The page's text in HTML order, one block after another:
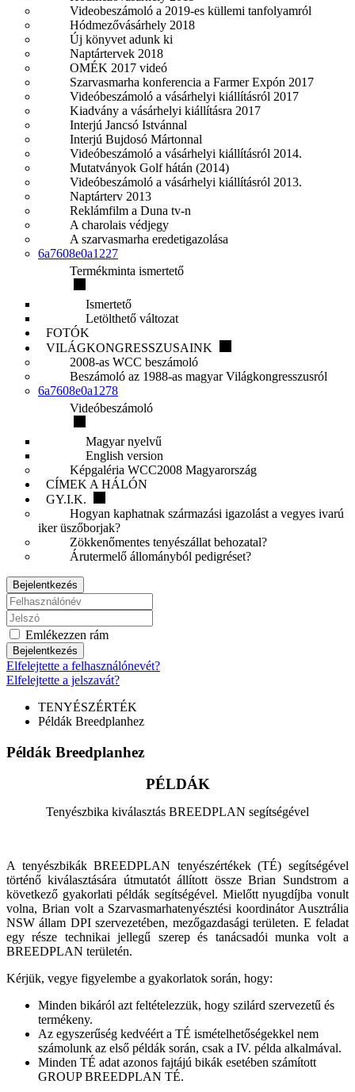
Videobeszámoló a 2019-es küllemi tanfolyamról
Hódmezővásárhely 2018
Új könyvet adunk ki
Naptártervek 2018
OMÉK 2017 videó
Szarvasmarha konferencia a Farmer Expón 2017
Videóbeszámoló a vásárhelyi kiállításról 2017
Kiadvány a vásárhelyi kiállításra 2017
Interjú Jancsó Istvánnal
Interjú Bujdosó Mártonnal
Videóbeszámoló a vásárhelyi kiállításról 2014.
Mutatványok Golf hátán (2014)
Videóbeszámoló a vásárhelyi kiállításról 2013.
Naptárterv 2013
Reklámfilm a Duna tv-n
A charolais védjegy
A szarvasmarha eredetigazolása
6a7608e0a1227
Termékminta ismertető
Ismertető
Letölthető változat
FOTÓK
VILÁGKONGRESSZUSAINK
2008-as WCC beszámoló
Beszámoló az 1988-as magyar Világkongresszusról
6a7608e0a1278
Videóbeszámoló
Magyar nyelvű
English version
Képgaléria WCC2008 Magyarország
CÍMEK A HÁLÓN
GY.I.K.
Hogyan kaphatnak származási igazolást a vegyes ivarú
iker üszőborjak?
Zökkenőmentes tenyészállat behozatal?
Árutermelő állományból pedigréset?
Bejelentkezés
Emlékezzen rám
Bejelentkezés
Elfelejtette a felhasználónevét?
Elfelejtette a jelszavát?
TENYÉSZÉRTÉK
Példák Breedplanhez
Példák Breedplanhez
PÉLDÁK
Tenyészbika kiválasztás BREEDPLAN segítségével
AtenyészbikákBREEDPLAN tenyészértékek (TÉ) segítségével
történő kiválasztására útmutatót állított össze Brian Sundstrom a
következő gyakorlati példák segítségével. Mielőtt nyugdíjba vonult
volna, Brian volt a Szarvasmarhatenyésztési koordinátor Ausztrália
NSW állam DPI szervezetében, mezőgazdasági területen. E feladat
egy része technikai jellegű szerep és tanácsadói munka volt a
BREEDPLAN területén.
Kérjük, vegye figyelembe a gyakorlatok során, hogy:
Minden bikáról azt feltételezzük, hogy szilárd szervezetű és
termékeny.
Az egyszerűség kedvéért a TÉ ismételhetőségekkel nem
számolunk az első példák során, csak a IV. példa alkalmával.
Minden TÉ adat azonos fajtájú bikák esetében számított
GROUP BREEDPLAN TÉ.